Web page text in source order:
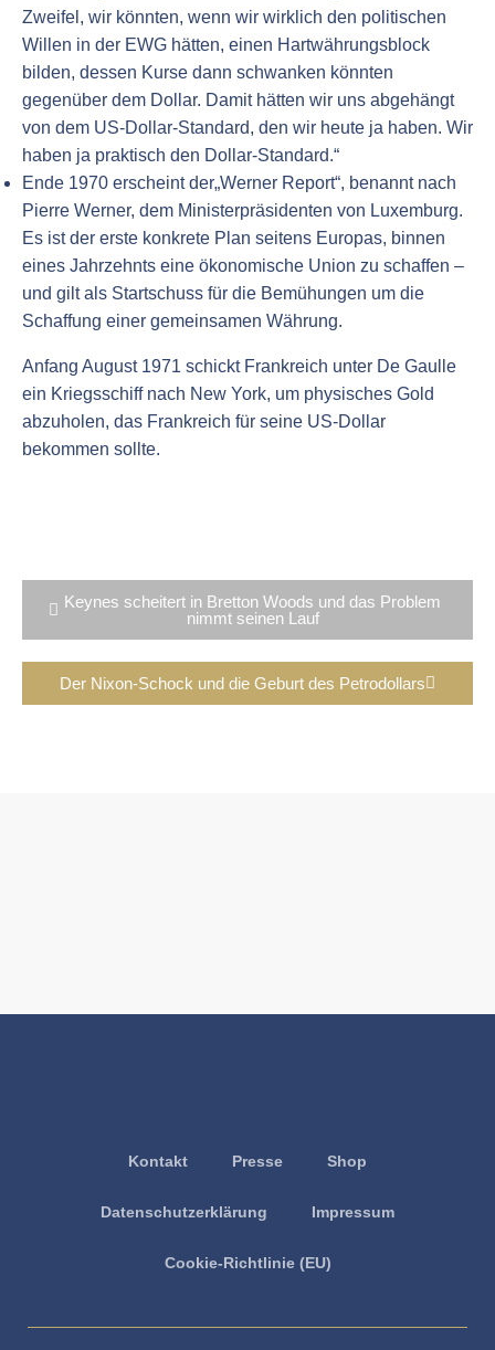
Zweifel, wir könnten, wenn wir wirklich den politischen
Willen in der EWG hätten, einen Hartwährungsblock
bilden, dessen Kurse dann schwanken könnten
gegenüber dem Dollar. Damit hätten wir uns abgehängt
von dem US-Dollar-Standard, den wir heute ja haben. Wir
haben ja praktisch den Dollar-Standard.“
Ende 1970 erscheint der„Werner Report“, benannt nach
Pierre Werner, dem Ministerpräsidenten von Luxemburg.
Es ist der erste konkrete Plan seitens Europas, binnen
eines Jahrzehnts eine ökonomische Union zu schaffen –
und gilt als Startschuss für die Bemühungen um die
Schaffung einer gemeinsamen Währung.
Anfang August 1971 schickt Frankreich unter De Gaulle
ein Kriegsschiff nach New York, um physisches Gold
abzuholen, das Frankreich für seine US-Dollar
bekommen sollte.
Keynes scheitert in Bretton Woods und das Problem
nimmt seinen Lauf
Der Nixon-Schock und die Geburt des Petrodollars
Kontakt Presse Shop
Datenschutzerklärung Impressum
Cookie-Richtlinie (EU)